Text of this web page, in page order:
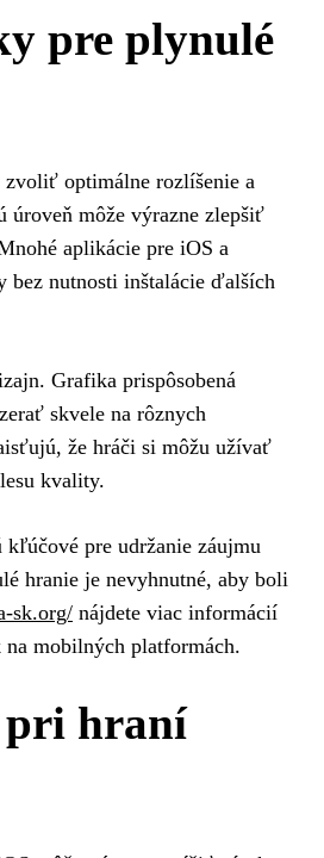
pre plynulé
zvoliť optimálne rozlíšenie a
úroveň môže výrazne zlepšiť
aplikácie pre iOS a
bez nutnosti inštalácie ďalších
Grafika prispôsobená
skvele na rôznych
že hráči si môžu užívať
kvality.
pre udržanie záujmu
hranie je nevyhnutné, aby boli
sk.org/ nájdete viac informácií
mobilných platformách.
pri hraní